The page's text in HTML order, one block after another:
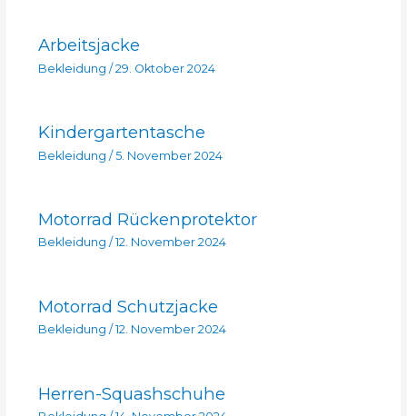
Arbeitsjacke
Bekleidung / 29. Oktober 2024
Kindergartentasche
Bekleidung /5. November 2024
Motorrad Rückenprotektor
Bekleidung / 12. November 2024
Motorrad Schutzjacke
Bekleidung / 12. November 2024
Herren-Squashschuhe